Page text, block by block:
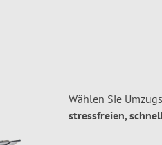
Wählen Sie
stressfreien,